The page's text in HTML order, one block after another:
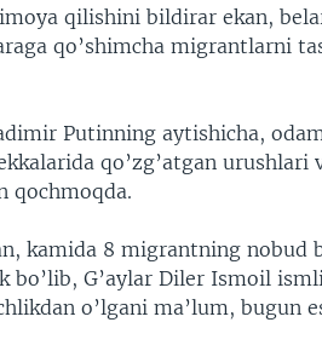
qilishini bildirar ekan,
qo’shimcha migrantlarni
Putinning aytishicha,
qo’zg’atgan urushlari
qochmoqda.
kamida 8 migrantning nobud
bo’lib, G’aylar Diler Ismoil
o’lgani ma’lum, bugun